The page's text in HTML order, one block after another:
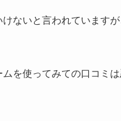
ないと言われています
を使ってみての口コミ